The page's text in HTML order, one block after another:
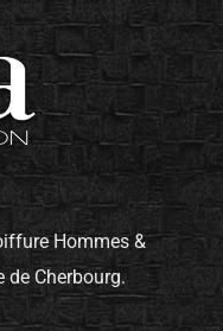
Hommes &
de Cherbourg.